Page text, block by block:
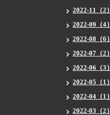
2022-11（2）
2022-09（4）
2022-08（6）
2022-07（2）
2022-06（3）
2022-05（1）
2022-04（1）
2022-03（2）